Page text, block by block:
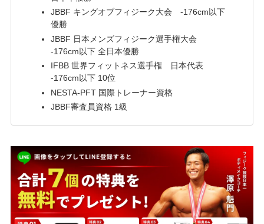
JBBF キングオブフィジーク大会 -176cm以下
優勝
JBBF 日本メンズフィジーク選手権大会
-176cm以下 全日本優勝
IFBB 世界フィットネス選手権 日本代表
-176cm以下 10位
NESTA-PFT 国際トレーナー資格
JBBF審査員資格 1級